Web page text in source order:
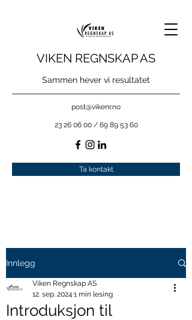
VIKEN REGNSKAP AS
Sammen hever vi resultatet
post@vikenr.no
23 26 06 00/ 69 89 53 60
Ta kontakt
Innlegg
Introduksjon til
Viken Regnskap AS
12. sep. 2024 1 min lesing